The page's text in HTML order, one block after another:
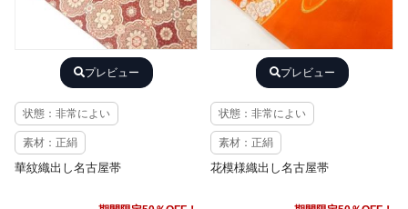
プレビュー
状態：非常によい
素材：正絹
華紋織出し名古屋帯
プレビュー
状態：非常によい
素材：正絹
花模様織出し名古屋帯